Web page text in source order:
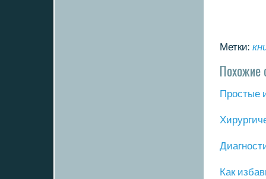
Метки:
Похожие
Прοстые
Как